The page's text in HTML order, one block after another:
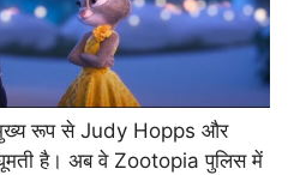
रूप से Judy Hopps और
है। अब वे Zootopia पुलिस में